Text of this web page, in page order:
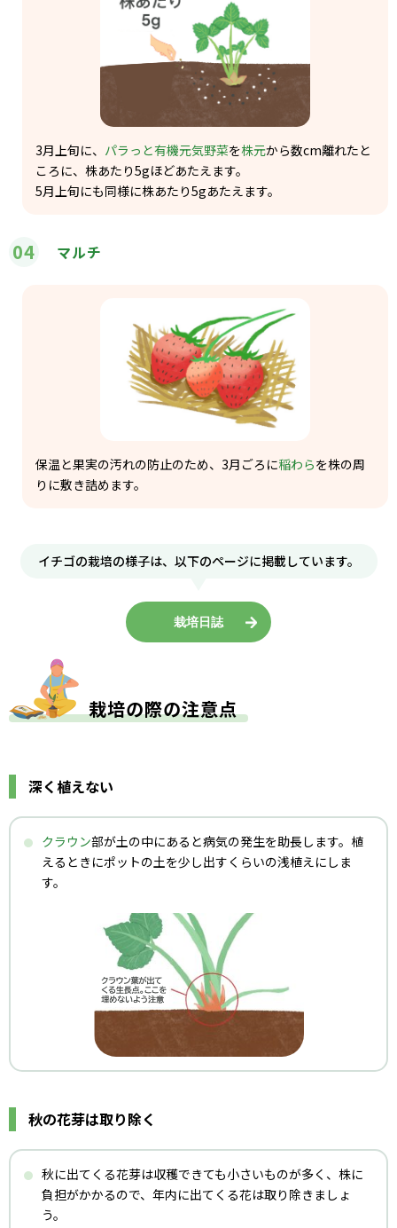
3月上旬に、 パラっと有機元気野菜を株元から数cm離れたと
ころに、株あたり5gほどあたえます。
5月上旬にも同様に株あたり5gあたえます。
04 マルチ
保温と果実の汚れの防止のため、3月ごろに稲わらを株の周
りに敷き詰めます。
イチゴの栽培の様子は、 以下のページに掲載しています。
栽培日誌
栽培の際の注意点
深く植えない
クラウン部が土の中にあると病気の発生を助長します。植
えるときにポットの土を少し出すくらいの浅植えにしま
す。
秋の花芽は取り除く
秋に出てくる花芽は収穫できても小さいものが多く、株に
負担がかかるので、年内に出てくる花は取り除きましょ
う。